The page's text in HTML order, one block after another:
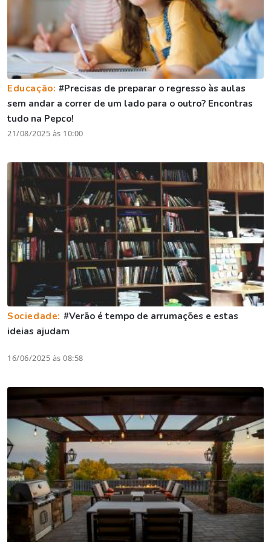
Educação:#Precisas de preparar o regresso às aulas
sem andar a correr de um lado para o outro? Encontras
tudo na Pepco!
21/08/2025 às 10:00
Sociedade: #Verão é tempo de arrumações e estas
ideias ajudam
16/06/2025 às 08:58